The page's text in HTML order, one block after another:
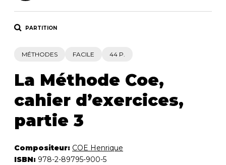
PARTITION
MÉTHODES FACILE 44 P.
La Méthode Coe,
cahier d’exercices,
partie 3
Compositeur: COE Henrique
ISBN: 978-2-89795-900-5